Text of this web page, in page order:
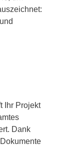
Ihr Projekt
Dank